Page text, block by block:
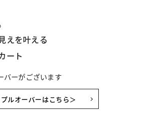
えを叶える
ート
バーがございます
プルオーバーはこちら＞